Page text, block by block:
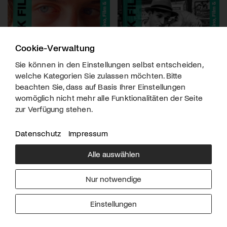
Über uns
Downloads
Werben
Impressum
Cookie-Verwaltung
Sie können in den Einstellungen selbst entscheiden,
welche Kategorien Sie zulassen möchten. Bitte
beachten Sie, dass auf Basis Ihrer Einstellungen
womöglich nicht mehr alle Funktionalitäten der Seite
zur Verfügung stehen.
Datenschutz Impressum
Alle auswählen
Nur notwendige
Einstellungen